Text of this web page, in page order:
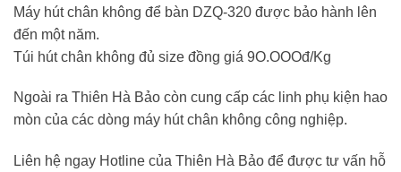
Máy hút chân không để bàn DZQ-320 được bảo hành lên
đến một năm.
Túi hút chân không đủ size đồng giá 9O.OOOđ/Kg
Ngoài ra Thiên Hà Bảo còn cung cấp các linh phụ kiện hao
mòn của các dòng máy hút chân không công nghiệp.
Liên hệ ngay Hotline của Thiên Hà Bảo để được tư vấn hỗ